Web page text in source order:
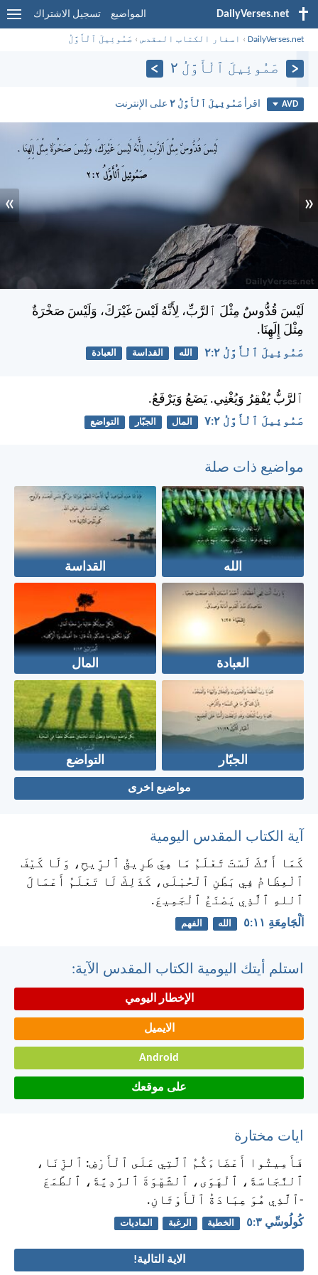
DailyVerses.net المواضيع تسجيل الاشتراك
DailyVerses.net
› اسفار الكتاب المقدس › صَمُوئِيلَ ٱلْأَوَّلُ
صَمُوئِيلَ ٱلْأَوَّلُ ٢
AVD اقرأصَمُوئِيلَ ٱلْأَوَّلُ ٢ على الإنترنت
«
»
لَيْسَ قُدُّوسٌ مِثْلَ ٱلرَّبِّ، لِأَنَّهُ لَيْسَ غَيْرَكَ، وَلَيْسَ صَخْرَةٌ
مِثْلَ إِلَهِنَا.
صَمُوئِيلَ ٱلْأَوَّلُ ٢:‏٢ الله القداسة العبادة
ٱلرَّبُّ يُفْقِرُ وَيُغْنِي. يَضَعُ وَيَرْفَعُ.
صَمُوئِيلَ ٱلْأَوَّلُ ٢:‏٧ المال الجبّار التواضع
مواضيع ذات صلة
الله القداسة
العبادة المال
الجبّار التواضع
مواضيع اخرى
آية الكتاب المقدس اليومية
كَمَا أَنَّكَ لَسْتَ تَعْلَمُ مَا هِيَ طَرِيقُ ٱلرِّيحِ، وَلَا كَيْفَ
ٱلْعِظَامُ فِي بَطْنِ ٱلْحُبْلَى، كَذَلِكَ لَا تَعْلَمُ أَعْمَالَ
ٱللهِ ٱلَّذِي يَصْنَعُ ٱلْجَمِيعَ.
اَلْجَامِعَةِ ١١:‏٥ الله الفهم
استلم أيتك اليومية الكتاب المقدس الآية:
الإخطار اليومي
الايميل
Android
على موقعك
ايات مختارة
فَأَمِيتُوا أَعْضَاءَكُمُ ٱلَّتِي عَلَى ٱلْأَرْضِ: ٱلزِّنَا،
ٱلنَّجَاسَةَ، ٱلْهَوَى، ٱلشَّهْوَةَ ٱلرَّدِيَّةَ، ٱلطَّمَعَ
-ٱلَّذِي هُوَ عِبَادَةُ ٱلْأَوْثَانِ.
كُولُوسِّي ٣:‏٥ الخطية الرغبة الماديات
الاية التالية!